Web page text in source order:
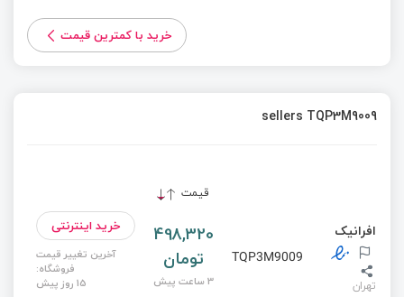
خرید با کمترین قیمت
sellers TQP3M9009
قیمت
افرانیک
تهران
TQP3M9009
498,320
تومان
3 ساعت پیش
خرید اینترنتی
آخرین تغییر قیمت
فروشگاه:
15 روز پیش